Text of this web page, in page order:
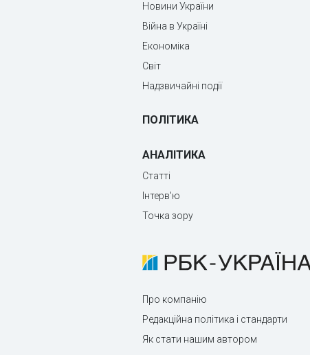
Новини України
Війна в Україні
Економіка
Світ
Надзвичайні події
ПОЛІТИКА
АНАЛІТИКА
Статті
Інтерв'ю
Точка зору
Про компанію
Редакційна політика і стандарти
Як стати нашим автором